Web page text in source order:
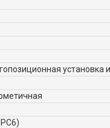
установка